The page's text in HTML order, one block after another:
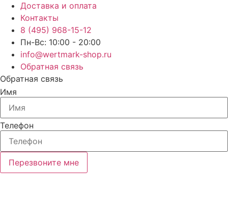
Доставка и оплата
Контакты
8 (495) 968-15-12
Пн-Вс: 10:00 - 20:00
info@wertmark-shop.ru
Обратная связь
Обратная связь
Имя
Телефон
Перезвоните мне